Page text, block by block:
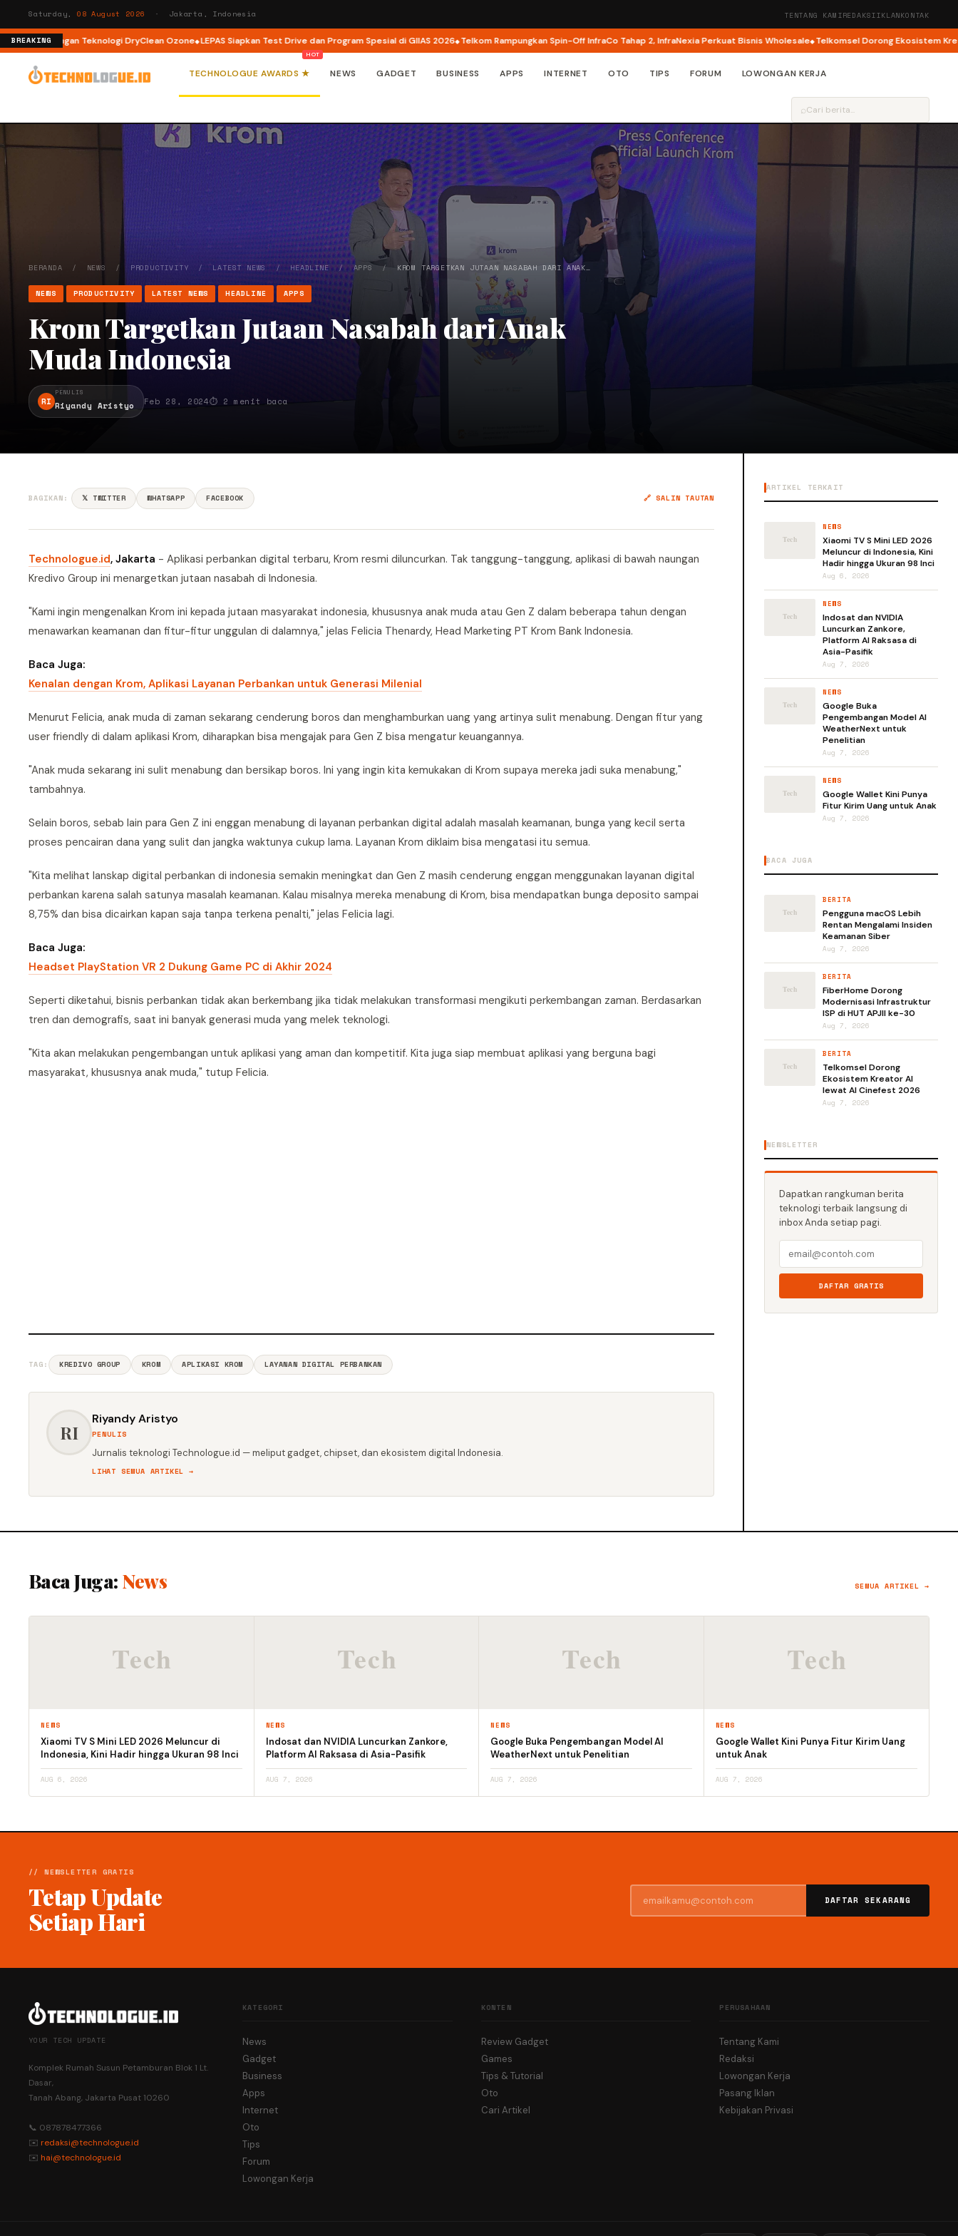
Saturday, 08 August 2026 · Jakarta, Indonesia TENTANG KAMIREDAKSIIKLANKONTAK
BREAKING
dengan Teknologi DryClean Ozone LEPAS Siapkan Test Drive dan Program Spesial di GIIAS 2026 Telkom Rampungkan Spin-Off InfraCo Tahap 2, InfraNexia Perkuat Bisnis Wholesale Telkomsel Dorong Ekosistem Kreator AI
TECHNOLOGUE AWARDS ★ NEWS GADGET BUSINESS APPS INTERNET OTO TIPS FORUM LOWONGAN KERJA
⌕
BERANDA / NEWS / PRODUCTIVITY / LATEST NEWS / HEADLINE/APPS / KROM TARGETKAN JUTAAN NASABAH DARI ANAK…
NEWS PRODUCTIVITY LATEST NEWS HEADLINE APPS
Krom Targetkan Jutaan Nasabah dari Anak
Muda Indonesia
RI
PENULIS
Riyandy Aristyo Feb 28, 2024⏱ 2 menit baca
BAGIKAN: 𝕏 TWITTER WHATSAPP FACEBOOK 🔗 SALIN TAUTAN
Technologue.id, Jakarta - Aplikasi perbankan digital terbaru, Krom resmi diluncurkan. Tak tanggung-tanggung, aplikasi di bawah naungan
Kredivo Group ini menargetkan jutaan nasabah di Indonesia.
"Kami ingin mengenalkan Krom ini kepada jutaan masyarakat indonesia, khususnya anak muda atau Gen Z dalam beberapa tahun dengan
menawarkan keamanan dan fitur-fitur unggulan di dalamnya," jelas Felicia Thenardy, Head Marketing PT Krom Bank Indonesia.
Baca Juga:
Kenalan dengan Krom, Aplikasi Layanan Perbankan untuk Generasi Milenial
Menurut Felicia, anak muda di zaman sekarang cenderung boros dan menghamburkan uang yang artinya sulit menabung. Dengan fitur yang
user friendly di dalam aplikasi Krom, diharapkan bisa mengajak para Gen Z bisa mengatur keuangannya.
"Anak muda sekarang ini sulit menabung dan bersikap boros. Ini yang ingin kita kemukakan di Krom supaya mereka jadi suka menabung,"
tambahnya.
Selain boros, sebab lain para Gen Z ini enggan menabung di layanan perbankan digital adalah masalah keamanan, bunga yang kecil serta
proses pencairan dana yang sulit dan jangka waktunya cukup lama. Layanan Krom diklaim bisa mengatasi itu semua.
"Kita melihat lanskap digital perbankan di indonesia semakin meningkat dan Gen Z masih cenderung enggan menggunakan layanan digital
perbankan karena salah satunya masalah keamanan. Kalau misalnya mereka menabung di Krom, bisa mendapatkan bunga deposito sampai
8,75% dan bisa dicairkan kapan saja tanpa terkena penalti," jelas Felicia lagi.
Baca Juga:
Headset PlayStation VR 2 Dukung Game PC di Akhir 2024
Seperti diketahui, bisnis perbankan tidak akan berkembang jika tidak melakukan transformasi mengikuti perkembangan zaman. Berdasarkan
tren dan demografis, saat ini banyak generasi muda yang melek teknologi.
"Kita akan melakukan pengembangan untuk aplikasi yang aman dan kompetitif. Kita juga siap membuat aplikasi yang berguna bagi
masyarakat, khususnya anak muda," tutup Felicia.
TAG: KREDIVO GROUP KROM APLIKASI KROM LAYANAN DIGITAL PERBANKAN
RI
Riyandy Aristyo
PENULIS
Jurnalis teknologi Technologue.id — meliput gadget, chipset, dan ekosistem digital Indonesia.
LIHAT SEMUA ARTIKEL →
ARTIKEL TERKAIT
NEWS
Xiaomi TV S Mini LED 2026
Meluncur di Indonesia, Kini
Hadir hingga Ukuran 98 Inci
Aug 6, 2026
NEWS
Indosat dan NVIDIA
Luncurkan Zankore,
Platform AI Raksasa di
Asia-Pasifik
Aug 7, 2026
NEWS
Google Buka
Pengembangan Model AI
WeatherNext untuk
Penelitian
Aug 7, 2026
NEWS
Google Wallet Kini Punya
Fitur Kirim Uang untuk Anak
Aug 7, 2026
BACA JUGA
BERITA
Pengguna macOS Lebih
Rentan Mengalami Insiden
Keamanan Siber
Aug 7, 2026
BERITA
FiberHome Dorong
Modernisasi Infrastruktur
ISP di HUT APJII ke-30
Aug 7, 2026
BERITA
Telkomsel Dorong
Ekosistem Kreator AI
lewat AI Cinefest 2026
Aug 7, 2026
NEWSLETTER
Dapatkan rangkuman berita
teknologi terbaik langsung di
inbox Anda setiap pagi.
DAFTAR GRATIS
Baca Juga: News SEMUA ARTIKEL →
NEWS
Xiaomi TV S Mini LED 2026 Meluncur di
Indonesia, Kini Hadir hingga Ukuran 98 Inci
AUG 6, 2026
NEWS
Indosat dan NVIDIA Luncurkan Zankore,
Platform AI Raksasa di Asia-Pasifik
AUG 7, 2026
NEWS
Google Buka Pengembangan Model AI
WeatherNext untuk Penelitian
AUG 7, 2026
NEWS
Google Wallet Kini Punya Fitur Kirim Uang
untuk Anak
AUG 7, 2026
// NEWSLETTER GRATIS
Tetap Update
Setiap Hari
DAFTAR SEKARANG
YOUR TECH UPDATE
Komplek Rumah Susun Petamburan Blok 1 Lt.
Dasar,
Tanah Abang, Jakarta Pusat 10260
📞 087878477366
✉️ redaksi@technologue.id
✉️ hai@technologue.id
KATEGORI
News
Gadget
Business
Apps
Internet
Oto
Tips
Forum
Lowongan Kerja
KONTEN
Review Gadget
Games
Tips & Tutorial
Oto
Cari Artikel
PERUSAHAAN
Tentang Kami
Redaksi
Lowongan Kerja
Pasang Iklan
Kebijakan Privasi